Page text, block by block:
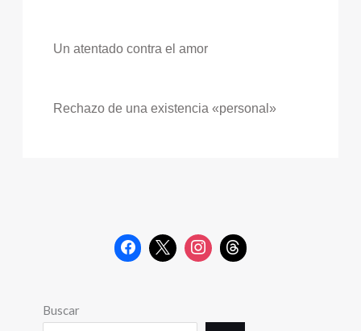
Un atentado contra el amor
Rechazo de una existencia «personal»
Buscar